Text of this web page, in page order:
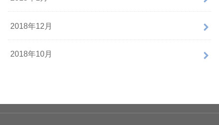
2018年12月
2018年10月